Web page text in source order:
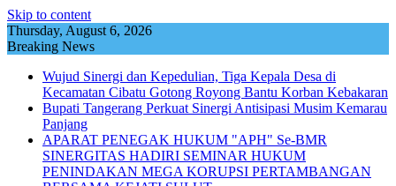
Skip to content
Thursday, August 6, 2026
Breaking News
Wujud Sinergi dan Kepedulian, Tiga Kepala Desa di
Kecamatan Cibatu Gotong Royong Bantu Korban Kebakaran
Bupati Tangerang Perkuat Sinergi Antisipasi Musim Kemarau
Panjang
APARAT PENEGAK HUKUM "APH" Se-BMR
SINERGITAS HADIRI SEMINAR HUKUM
PENINDAKAN MEGA KORUPSI PERTAMBANGAN